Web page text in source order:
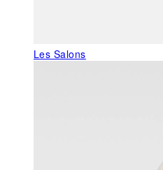
Les Salons